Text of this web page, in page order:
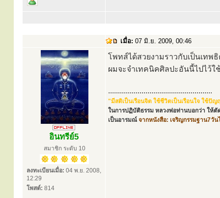
เมื่อ: 07 มิ.ย. 2009, 00:46
อินทรีย์5
สมาชิก ระดับ 10
ลงทะเบียนเมื่อ: 04 พ.ย. 2008,
12:29
โพสต์: 814
โพทส์ได้สวยงามราวกับเป็นเท
ผมจะจำเทคนิคศิลปะอันนี้ไปไว้
.....................................................
"มีสติเป็นเรือนจิต ใช้ชีวิตเป็นเรือนใจ ใช้ปั
ในการปฏิบัติธรรม หลวงพ่อท่านบอกว่า ให้ตั
เป็นอารมณ์ จากหนังสือ: เจริญกรรมฐาน7วั